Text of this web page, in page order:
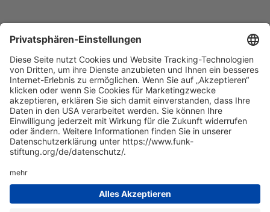
Kostenloser Download der Studie in unserer
Mediathek
.
Zur Übersicht
+49 40 35914-900
Funk Stiftung, Valentinskamp 18, 20354 Hamburg
info(at)funk-stiftung.org